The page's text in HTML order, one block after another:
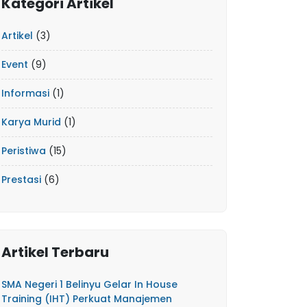
Artikel (3)
Event (9)
Informasi (1)
Karya Murid (1)
Peristiwa (15)
Prestasi (6)
Artikel Terbaru
SMA Negeri 1 Belinyu Gelar In House
Training (IHT) Perkuat Manajemen